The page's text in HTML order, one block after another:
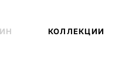
КОЛЛЕКЦИИ
КОЛЛЕКЦИИ